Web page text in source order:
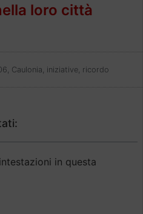
loro città
Caulonia iniziative, ricordo
in questa